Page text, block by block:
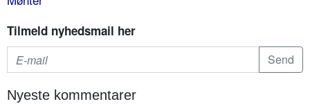
Tilmeld nyhedsmail her
Nyeste kommentarer